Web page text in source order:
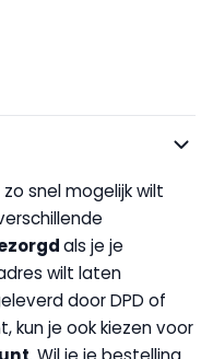
snel mogelijk wilt
als je je
wilt laten
door DPD of
kun je ook kiezen voor